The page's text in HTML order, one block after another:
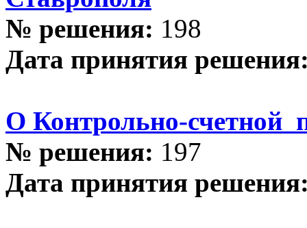
№ решения: 198
Дата принятия
О Контрольно-счетной
№ решения: 197
Дата принятия